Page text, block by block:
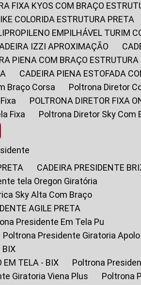
FIXA KYOS COM BRAÇO
COLORIDA ESTRUTURA PRETA
EMPILHÁVEL TURIM
IZZI APROXIMAÇÃO
PIENA COM BRAÇO
CADEIRA PIENA ESTOFADA
Braço Corsa
Poltrona Diretor
POLTRONA DIRETOR FIXA
Fixa
Poltrona Diretor Sky Com
CADEIRA PRESIDENTE
tela Oregon Giratória
Sky Alta Com Braço
AGILE PRETA
Presidente Em Tela Pu
Poltrona Presidente Giratoria Apolo
BIX
EM TELA - BIX
Poltrona
Giratoria Viena Plus
Poltrona